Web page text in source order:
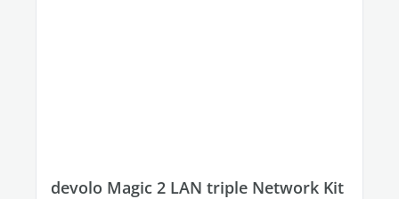
devolo Magic 2 LAN triple Network Kit